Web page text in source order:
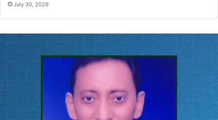
July 30, 2026